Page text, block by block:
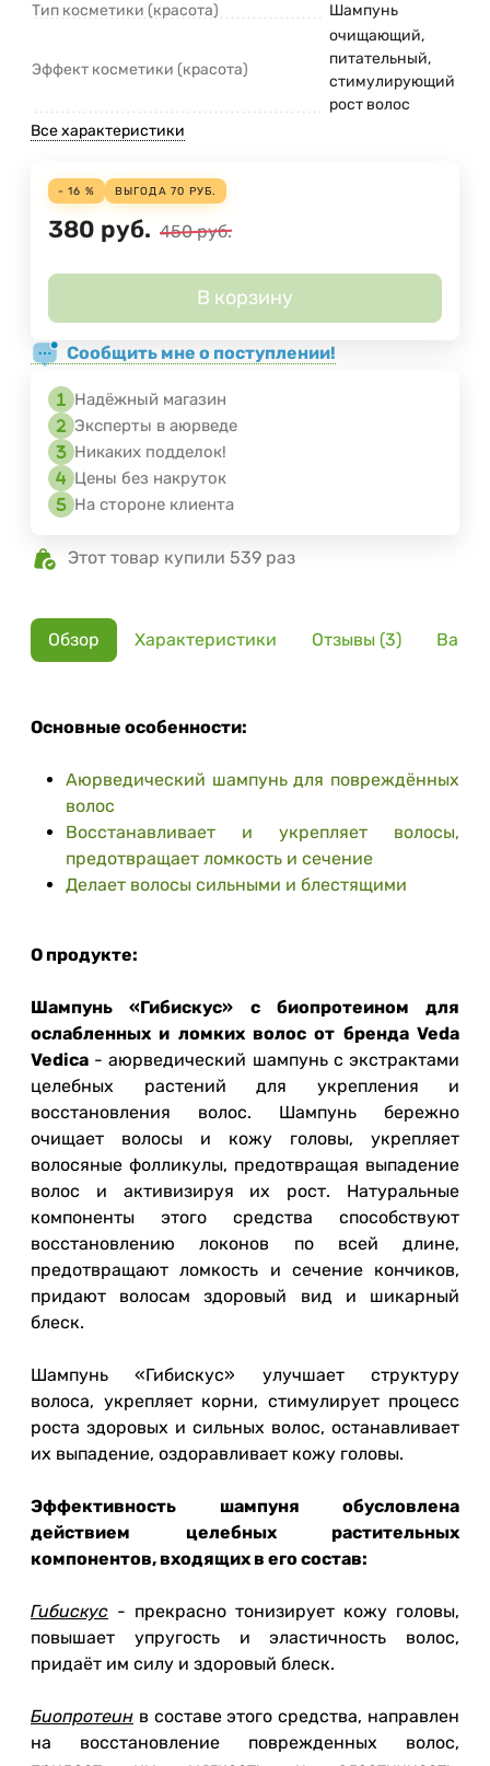
Тип косметики (красота)
Шампунь
Эффект косметики (красота)
очищающий,
питательный,
стимулирующий
рост волос
Все характеристики
- 16 % ВЫГОДА 70 РУБ.
380 руб. 450 руб.
В корзину
Сообщить мне о поступлении!
Надёжный магазин
Эксперты в аюрведе
Никаких подделок!
Цены без накруток
На стороне клиента
Этот товар купили 539 раз
Обзор Характеристики Отзывы (3)
Основные особенности:
Аюрведический шампунь для повреждённых
волос
Восстанавливает и укрепляет волосы,
предотвращает ломкость и сечение
Делает волосы сильными и блестящими
О продукте:
Шампунь «Гибискус» с биопротеином для
ослабленных и ломких волос от бренда Veda
Vedica - аюрведический шампунь с экстрактами
целебных растений для укрепления и
восстановления волос. Шампунь бережно
очищает волосы и кожу головы, укрепляет
волосяные фолликулы, предотвращая выпадение
волос и активизируя их рост. Натуральные
компоненты этого средства способствуют
восстановлению локонов по всей длине,
предотвращают ломкость и сечение кончиков,
придают волосам здоровый вид и шикарный
блеск.
Шампунь «Гибискус» улучшает структуру
волоса, укрепляет корни, стимулирует процесс
роста здоровых и сильных волос, останавливает
их выпадение, оздоравливает кожу головы.
Эффективность шампуня обусловлена
действием целебных растительных
компонентов, входящих в его состав:
Гибискус - прекрасно тонизирует кожу головы,
повышает упругость и эластичность волос,
придаёт им силу и здоровый блеск.
Биопротеин в составе этого средства, направлен
на восстановление поврежденных волос,